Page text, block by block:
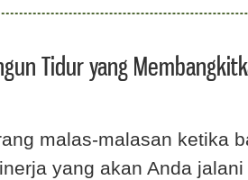
Tidur yang
malas-malasan ketika
yang akan Anda